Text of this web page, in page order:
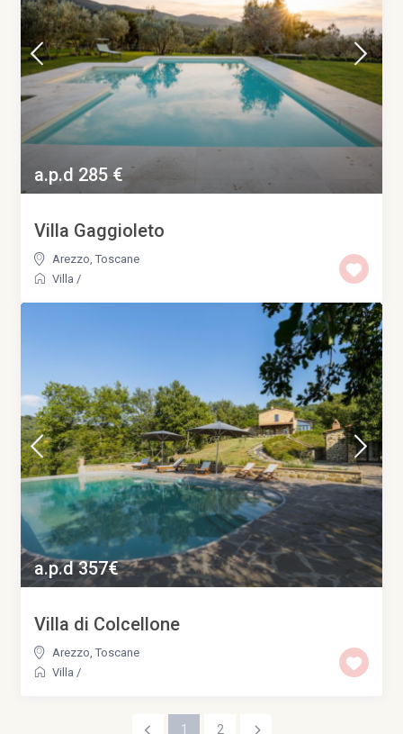
a.p.d 285 €
Villa Gaggioleto
Arezzo,Toscane
Villa /
a.p.d 357€
Villa di Colcellone
Arezzo ,Toscane
Villa /
1 2